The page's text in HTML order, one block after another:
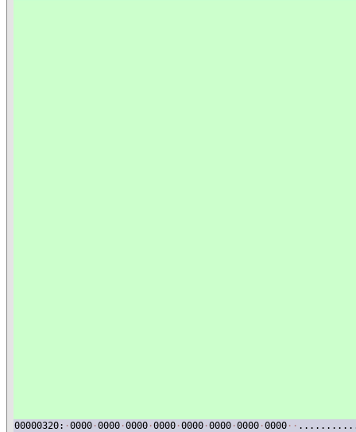
00000320: ·0000 ·0000 ·0000 ·0000 ·0000 ·0000 ·0000 ·0000 · ·